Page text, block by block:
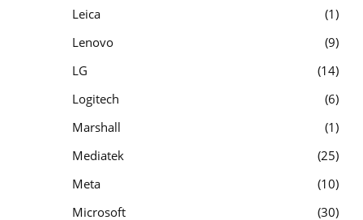
Leica
1
Lenovo
9
LG
14
Logitech
6
Marshall
1
Mediatek
25
Meta
10
Microsoft
30